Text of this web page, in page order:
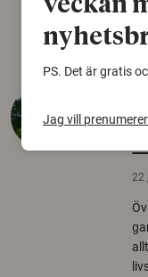
22
veckan
PS. Det är gratis
Jag vill